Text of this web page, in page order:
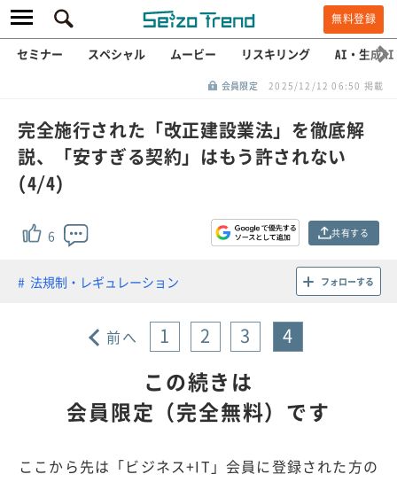
無料登録
セミナー スペシャル ムービー リスキリング AI・生成AI
会員限定 2025/12/12 06:50 掲載
完全施行された「改正建設業法」を徹底解
説、「安すぎる契約」はもう許されない
(4/4)
6 共有する
法規制・レギュレーション フォローする
前へ 1 2 3 4
この続きは
会員限定（完全無料）です
ここから先は「ビジネス+IT」会員に登録された方の